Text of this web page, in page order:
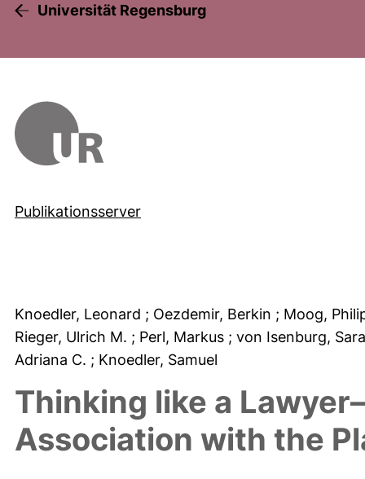
Universität Regensburg
Publikationsserver
Knoedler, Leonard ; Oezdemir, Berkin ; Moog,
Rieger, Ulrich M. ; Perl, Markus ; von Isenburg,
Adriana C. ; Knoedler, Samuel
Thinking like a
Association with the